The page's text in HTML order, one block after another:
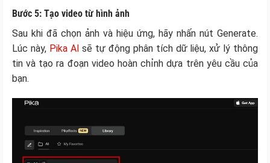
Bước 5: Tạo video từ hình ảnh
Sau khi đã chọn ảnh và hiệu ứng, hãy nhấn nút Generate.
Lúc này, Pika AI sẽ tự động phân tích dữ liệu, xử lý thông
tin và tạo ra đoạn video hoàn chỉnh dựa trên yêu cầu của
bạn.